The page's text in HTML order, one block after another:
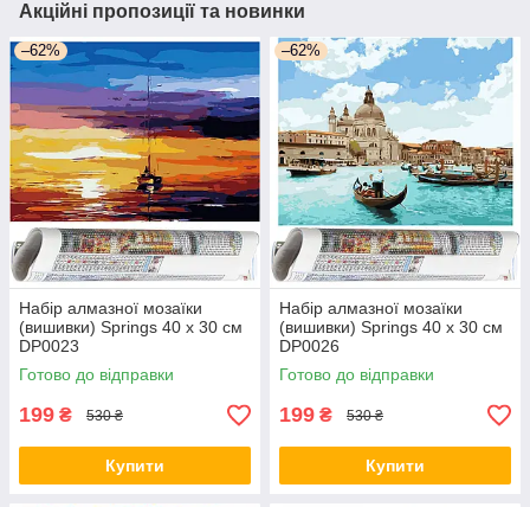
Акційні пропозиції та новинки
–62%
Набір алмазної мозаїки
(вишивки) Springs 40 x 30 см
DP0023
Готово до відправки
199 ₴ 530 ₴
Купити
–62%
Набір алмазної мозаїки
(вишивки) Springs 40 x 30 см
DP0026
Готово до відправки
199 ₴ 530 ₴
Купити